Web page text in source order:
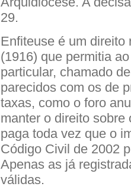
29.
Enfiteuse é um
(1916) que permitia
particular, chamado
parecidos com os de
taxas, como o foro
manter o direito sobre
paga toda vez que o
Código Civil de 2002
Apenas as já
válidas.